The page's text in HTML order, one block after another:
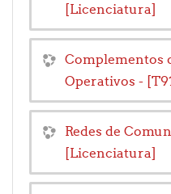
[Licenciatura]
Complementos
Operativos -
Redes de
[Licenciatura]